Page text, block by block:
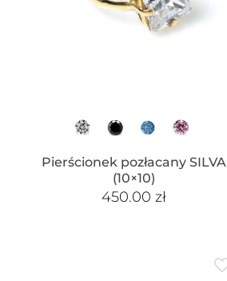
Pierścionek pozłacany SILVA
(10×10)
450.00 zł